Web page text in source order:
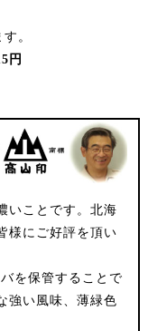
。
円
いことです。北海
様にご好評を頂い
を保管することで
強い風味、薄緑色